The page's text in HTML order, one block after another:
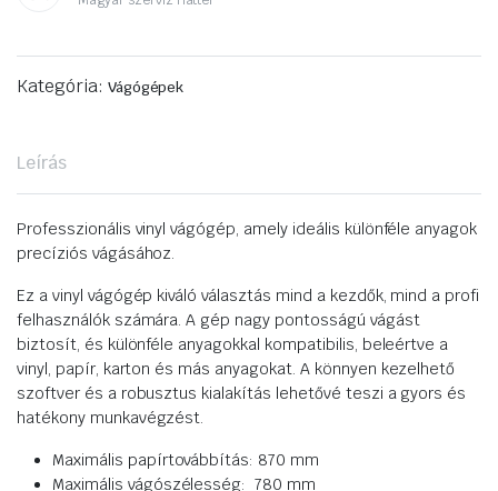
Kategória: Vágógépek
Leírás
Professzionális vinyl vágógép, amely ideális különféle anyagok
precíziós vágásához.
Ez a vinyl vágógép kiváló választás mind a kezdők, mind a profi
felhasználók számára. A gép nagy pontosságú vágást
biztosít, és különféle anyagokkal kompatibilis, beleértve a
vinyl, papír, karton és más anyagokat. A könnyen kezelhető
szoftver és a robusztus kialakítás lehetővé teszi a gyors és
hatékony munkavégzést.
Maximális papírtovábbítás: 870 mm
Maximális vágószélesség: 780 mm